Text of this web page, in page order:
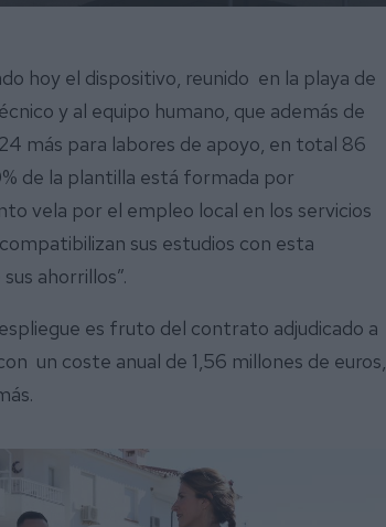
hoy el dispositivo, reunido en la playa de
y al equipo humano, que además de
más para labores de apoyo, en total 86
de la plantilla está formada por
vela por el empleo local en los servicios
sus estudios con esta
ahorrillos”.
es fruto del contrato adjudicado a
un coste anual de 1,56 millones de euros,